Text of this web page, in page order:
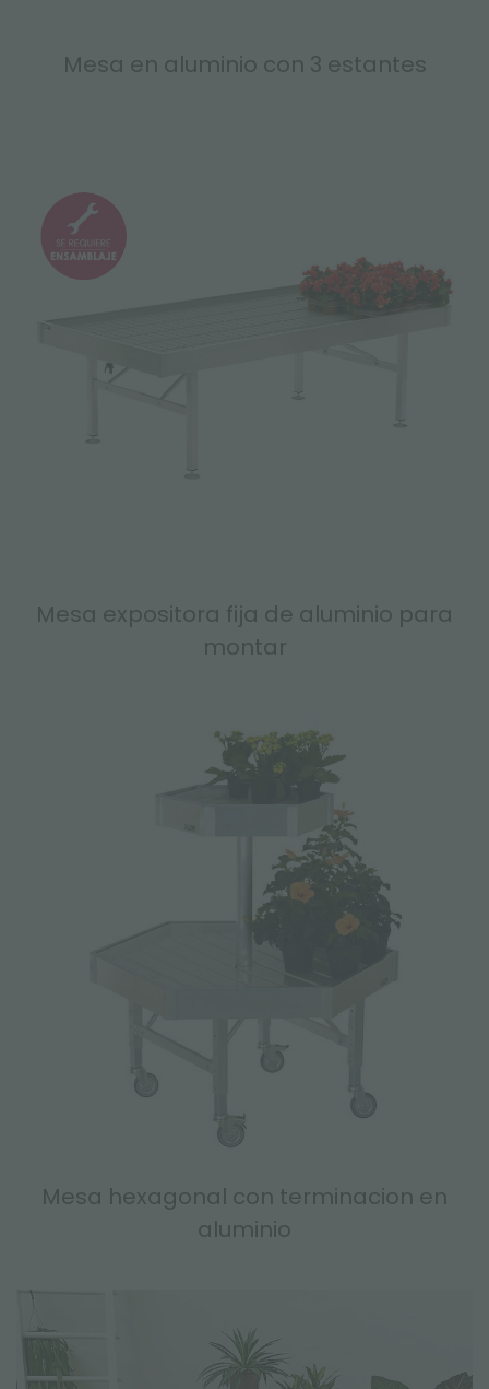
Mesa en aluminio con 3 estantes
Mesa expositora fija de aluminio para
montar
Mesa hexagonal con terminacion en
aluminio